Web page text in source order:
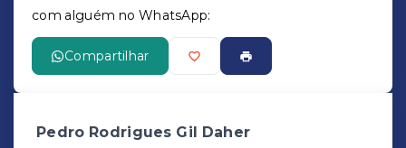
com alguém no WhatsApp:
Compartilhar
Pedro Rodrigues Gil Daher